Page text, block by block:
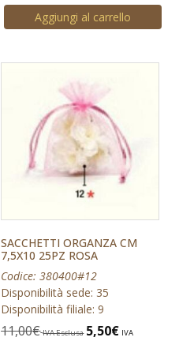
Aggiungi al carrello
SACCHETTI ORGANZA CM
7,5X10 25PZ ROSA
Codice: 380400#12
Disponibilità sede: 35
Disponibilità filiale: 9
11,00€ IVA Esclusa 5,50€ IVA